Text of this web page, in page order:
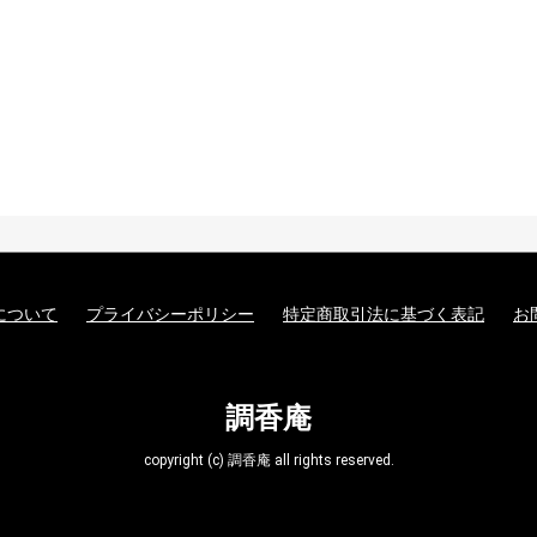
ついて プライバシーポリシー 特定商取引法に基づく表記 お
調香庵
copyright (c) 調香庵 all rights reserved.